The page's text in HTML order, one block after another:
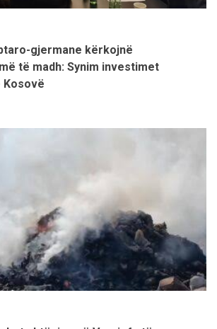
gjermane kërkojnë
të madh: Synim investimet